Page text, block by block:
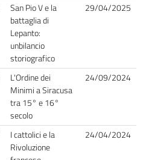
San Pio V e la
battaglia di
Lepanto:
unbilancio
storiografico
29/04/2025
L'Ordine dei
Minimi a Siracusa
tra 15° e 16°
secolo
24/09/2024
I cattolici e la
Rivoluzione
24/04/2024